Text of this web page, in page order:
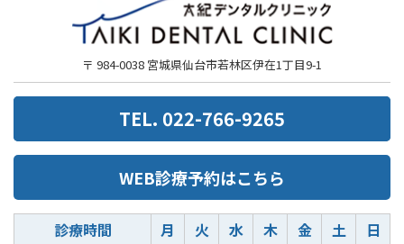
〒 984-0038 宮城県仙台市若林区伊在1丁目9-1
TEL. 022-766-9265
WEB診療予約はこちら
診療時間 月 火 水 木 金 土
日